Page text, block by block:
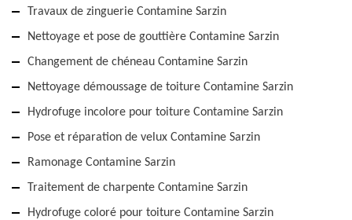
Travaux de zinguerie Contamine Sarzin
Nettoyage et pose de gouttière Contamine Sarzin
Changement de chéneau Contamine Sarzin
Nettoyage démoussage de toiture Contamine Sarzin
Hydrofuge incolore pour toiture Contamine Sarzin
Pose et réparation de velux Contamine Sarzin
Ramonage Contamine Sarzin
Traitement de charpente Contamine Sarzin
Hydrofuge coloré pour toiture Contamine Sarzin